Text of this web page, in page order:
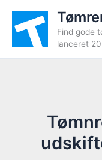
indholdet
Find gode
lanceret